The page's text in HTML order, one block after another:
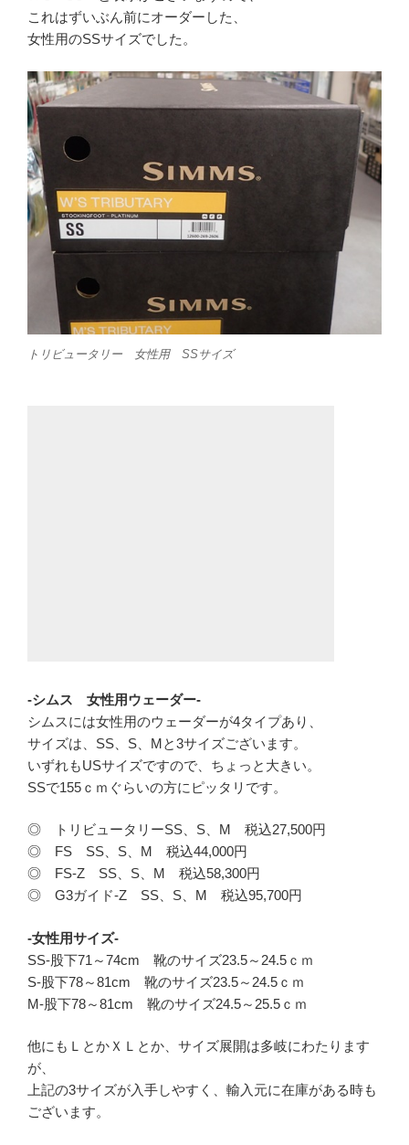
これはずいぶん前にオーダーした、
女性用のSSサイズでした。
トリビュータリー 女性用 SSサイズ
-シムス 女性用ウェーダー-
シムスには女性用のウェーダーが4タイプあり、
サイズは、SS、S、Mと3サイズございます。
いずれもUSサイズですので、ちょっと大きい。
SSで155ｃｍぐらいの方にピッタリです。
◎ トリビュータリーSS、S、M 税込27,500円
◎ FS SS、S、M 税込44,000円
◎ FS-Z SS、S、M 税込58,300円
◎ G3ガイド-Z SS、S、M 税込95,700円
-女性用サイズ-
SS-股下71～74cm 靴のサイズ23.5～24.5ｃｍ
S-股下78～81cm 靴のサイズ23.5～24.5ｃｍ
M-股下78～81cm 靴のサイズ24.5～25.5ｃｍ
他にもＬとかＸＬとか、サイズ展開は多岐にわたります
が、
上記の3サイズが入手しやすく、輸入元に在庫がある時も
ございます。